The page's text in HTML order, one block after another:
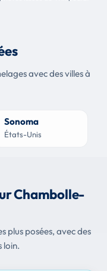
avec des villes à
Sonoma
États-Unis
Chambolle-
plus posées, avec des
loin.